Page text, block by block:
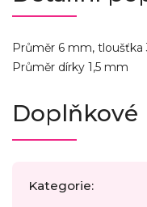
Průměr 6 mm, tloušťka
Průměr dírky 1,5 mm
Kategorie: